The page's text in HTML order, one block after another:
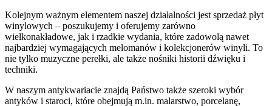
Kolejnym ważnym elementem naszej działalności jest sprzedaż płyt
winylowych – poszukujemy i oferujemy zarówno
wielkonakładowe, jak i rzadkie wydania, które zadowolą nawet
najbardziej wymagających melomanów i kolekcjonerów winyli. To
nie tylko muzyczne perełki, ale także nośniki historii dźwięku i
techniki.
W naszym antykwariacie znajdą Państwo także szeroki wybór
antyków i staroci, które obejmują m.in. malarstwo, porcelanę,